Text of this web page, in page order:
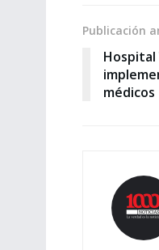
Publicación
Hospital
médicos